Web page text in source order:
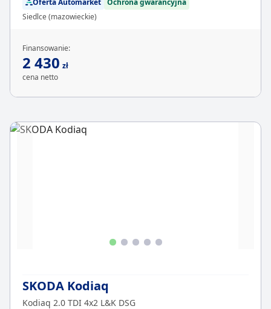
Oferta Automarket Ochrona gwarancyjna
Siedlce (mazowieckie)
Finansowanie:
2 430 zł
cena netto
SKODA Kodiaq
Kodiaq 2.0 TDI 4x2 L&K DSG